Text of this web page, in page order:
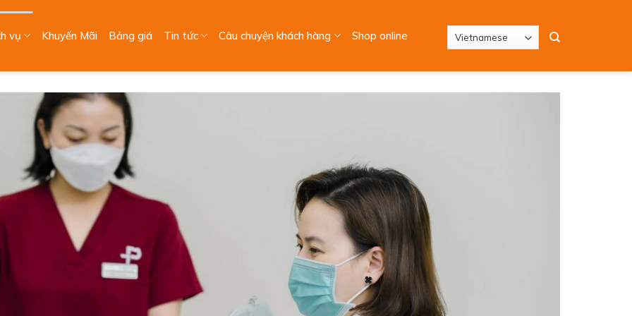
vụ Khuyến Mãi Bảng giá Tin tức Câu chuyện khách hàng Shop online